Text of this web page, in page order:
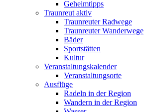
Geheimtipps
Traunreut aktiv
Traunreuter Radwege
Traunreuter Wanderwege
Bäder
Sportstätten
Kultur
Veranstaltungskalender
Veranstaltungsorte
Ausflüge
Radeln in der Region
Wandern in der Region